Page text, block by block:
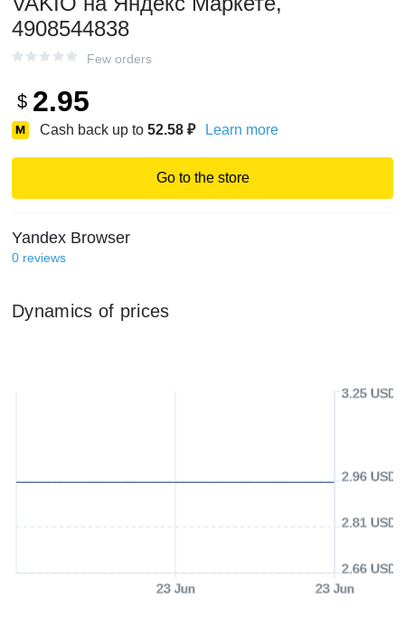
4908544838
Few orders
$ 2.95
Cash back up to 52.58 ₽ Learn more
Go to the store
Yandex Browser
0 reviews
Dynamics of prices
23 Jun 23 Jun
2.66 USD
2.81 USD
2.96 USD
3.25 USD